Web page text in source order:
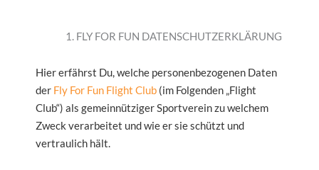
1. FLY FOR FUN DATENSCHUTZERKLÄRUNG
Hier erfährst Du, welche personenbezogenen Daten
der Fly For Fun Flight Club (im Folgenden „Flight
Club“) als gemeinnütziger Sportverein zu welchem
Zweck verarbeitet und wie er sie schützt und
vertraulich hält.